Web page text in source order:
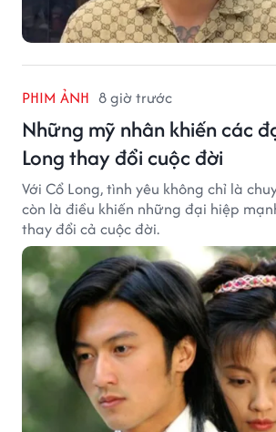
PHIM ẢNH 8 giờ trước
Những mỹ nhân khiến các
Long thay đổi cuộc đời
Với Cổ Long, tình yêu không chỉ là
còn là điều khiến những đại hiệp
thay đổi cả cuộc đời.